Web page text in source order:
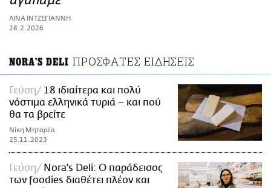
ΑΜΠΑ
PRINT
ΛΙΝΑ ΙΝΤΖΕΓΙΑΝΝΗ
28.2.2026
NORA'S DELI ΠΡΟΣΦΑΤΕΣ ΕΙΔΗΣΕΙΣ
Γεύση
18 ιδιαίτερα και πολύ
νόστιμα ελληνικά τυριά – και πού
θα τα βρείτε
Νίκη Μηταρέα
25.11.2023
Γεύση
Nora's Deli: O παράδεισος
των foodies διαθέτει πλέον και